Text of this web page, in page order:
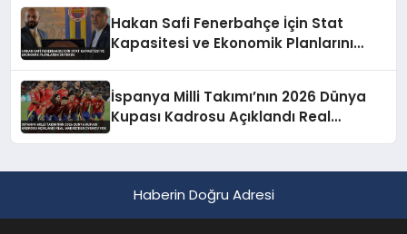
Hakan Safi Fenerbahçe İçin Stat
Kapasitesi ve Ekonomik Planlarını
İspanya Milli Takımı’nın 2026 Dünya
Kupası Kadrosu Açıklandı Real
Haberin Doğru Adresi